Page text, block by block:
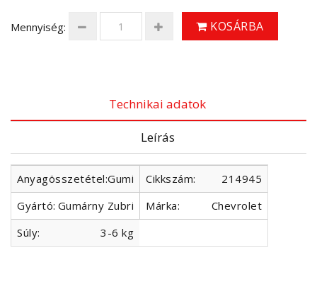
Mennyiség: KOSÁRBA
Technikai adatok
Leírás
Anyagösszetétel:Gumi Cikkszám:
214945
Gyártó: Gumárny Zubri Márka:
Chevrolet
Súly:
3-6 kg